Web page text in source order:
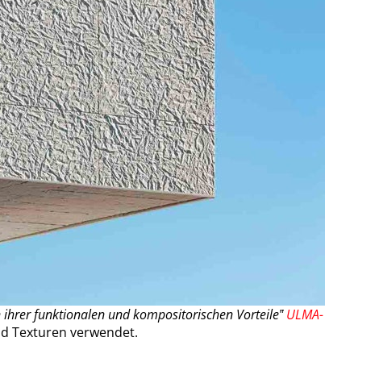
ihrer funktionalen und kompositorischen Vorteile‟ULMA-
Texturen verwendet.